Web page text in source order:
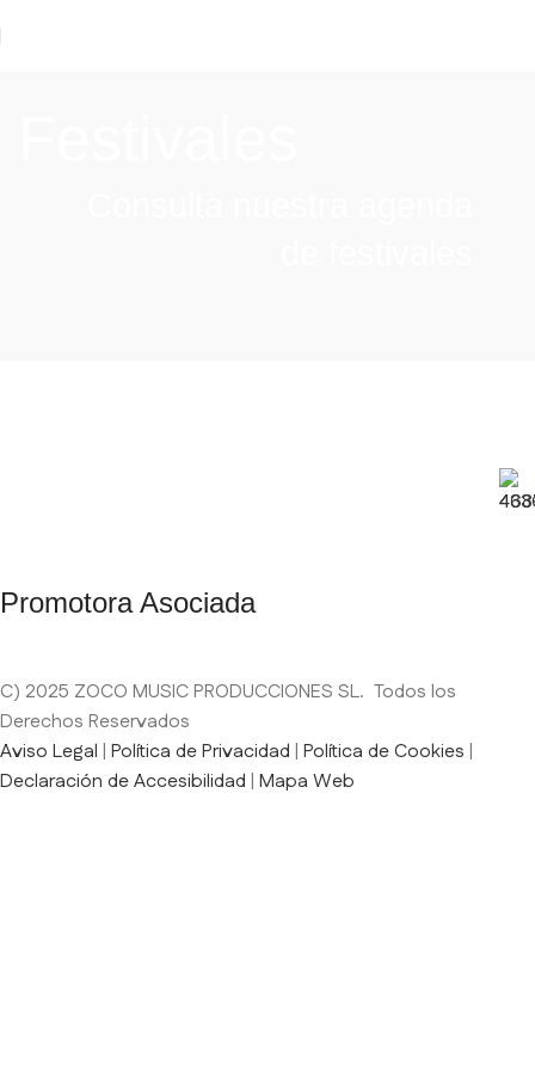
Promotora Asociada
C) 2025 ZOCO MUSIC PRODUCCIONES SL. Todos los
Derechos Reservados
Aviso Legal | Política de Privacidad | Política de Cookies |
Declaración de Accesibilidad | Mapa Web